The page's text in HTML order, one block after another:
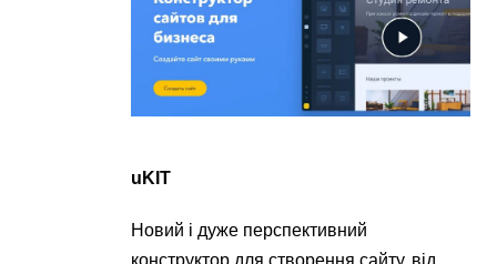
uKIT
Новий і дуже перспективний
конструктор для створення сайту, від